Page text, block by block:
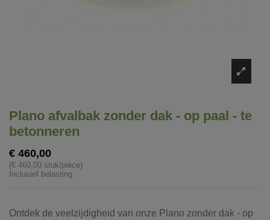
Plano afvalbak zonder dak - op paal - te
betonneren
€ 460,00
(€ 460,00 stuk/pièce)
Inclusief belasting
Ontdek de veelzijdigheid van onze Plano zonder dak - op